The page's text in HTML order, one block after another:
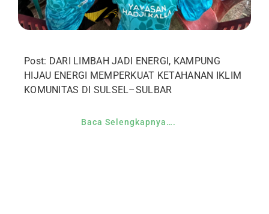
Post: DARI LIMBAH JADI ENERGI, KAMPUNG
HIJAU ENERGI MEMPERKUAT KETAHANAN IKLIM
KOMUNITAS DI SULSEL–SULBAR
Baca Selengkapnya….